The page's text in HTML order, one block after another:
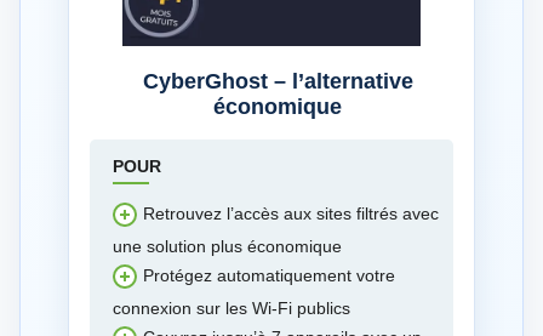
CyberGhost – l’alternative
économique
POUR
Retrouvez l’accès aux sites filtrés avec
une solution plus économique
Protégez automatiquement votre
connexion sur les Wi-Fi publics